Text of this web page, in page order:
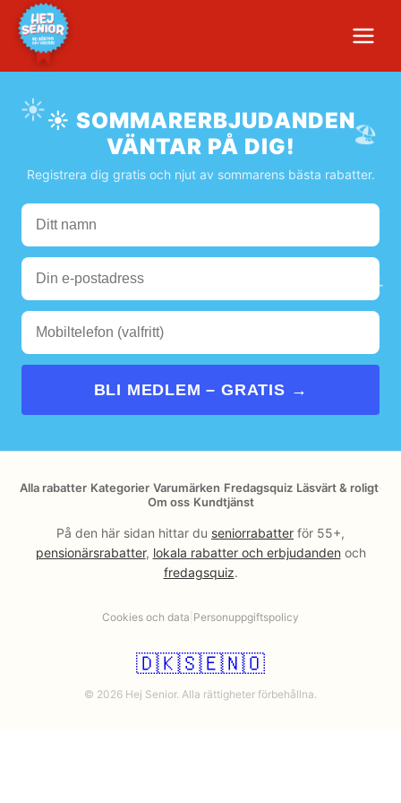
☀️
🏖️
🌊
☀️
☀️ SOMMARERBJUDANDEN
VÄNTAR PÅ DIG!
Registrera dig gratis och njut av sommarens bästa rabatter.
BLI MEDLEM – GRATIS →
Alla rabatter·Kategorier·Varumärken·Fredagsquiz·Läsvärt & roligt·
Om oss·Kundtjänst
På den här sidan hittar du seniorrabatter för 55+,
pensionärsrabatter, lokala rabatter och erbjudanden och
fredagsquiz.
Cookies och data Personuppgiftspolicy
🇩🇰🇸🇪🇳🇴
© 2026 Hej Senior. Alla rättigheter förbehållna.